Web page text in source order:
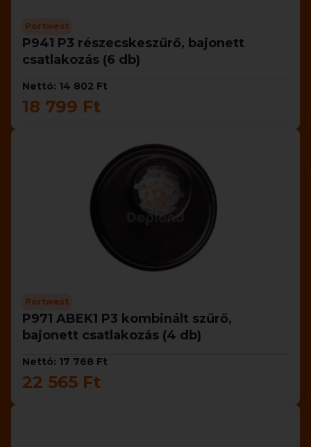
Portwest
P941 P3 részecskeszűrő, bajonett
csatlakozás (6 db)
Nettó: 14 802 Ft
18 799 Ft
Portwest
P971 ABEK1 P3 kombinált szűrő,
bajonett csatlakozás (4 db)
Nettó: 17 768 Ft
22 565 Ft